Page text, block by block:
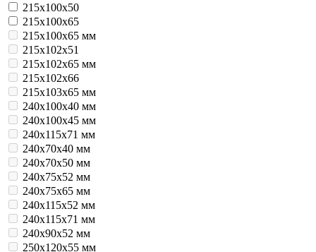
215х100х50
215х100х65
215х100х65 мм
215х102х51
215х102х65 мм
215х102х66
215х103х65 мм
240x100x40 мм
240x100x45 мм
240x115x71 мм
240x70x40 мм
240x70x50 мм
240x75x52 мм
240x75x65 мм
240х115х52 мм
240х115х71 мм
240х90х52 мм
250x120x55 мм